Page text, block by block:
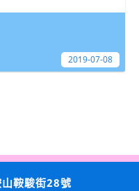
2019-07-08
鞍駿街28號